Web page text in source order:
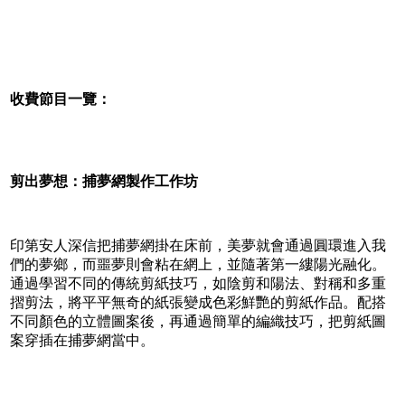
收費節目一覽：
剪出夢想：捕夢網製作工作坊
印第安人深信把捕夢網掛在床前，美夢就會通過圓環進入我
們的夢鄉，而噩夢則會粘在網上，並隨著第一縷陽光融化。
通過學習不同的傳統剪紙技巧，如陰剪和陽法、對稱和多重
摺剪法，將平平無奇的紙張變成色彩鮮艷的剪紙作品。配搭
不同顏色的立體圖案後，再通過簡單的編織技巧，把剪紙圖
案穿插在捕夢網當中。